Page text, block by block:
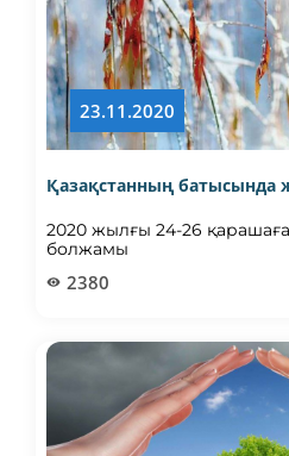
23.11.2020
Қазақстанның
2020 жылғы 24-26
болжамы
2380